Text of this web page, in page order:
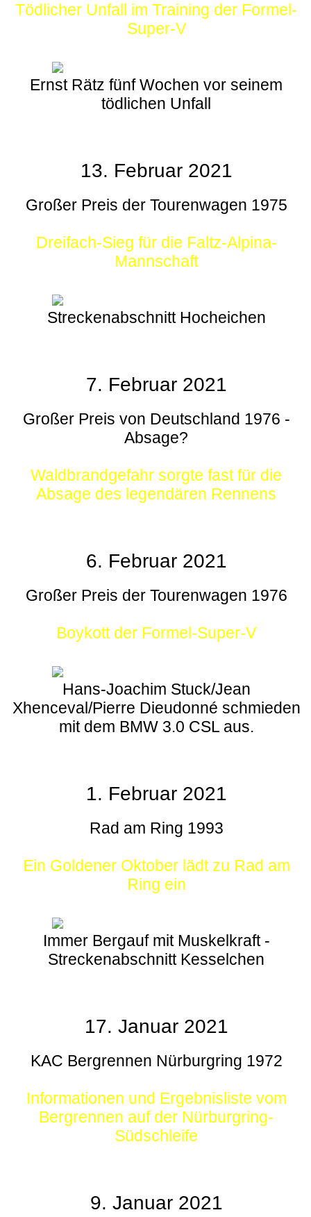
Tödlicher Unfall im Training der Formel-
Super-V
Ernst Rätz fünf Wochen vor seinem
tödlichen Unfall
13. Februar 2021
Großer Preis der Tourenwagen 1975
Dreifach-Sieg für die Faltz-Alpina-
Mannschaft
Streckenabschnitt Hocheichen
7. Februar 2021
Großer Preis von Deutschland 1976 -
Absage?
Waldbrandgefahr sorgte fast für die
Absage des legendären Rennens
6. Februar 2021
Großer Preis der Tourenwagen 1976
Boykott der Formel-Super-V
Hans-Joachim Stuck/Jean
Xhenceval/Pierre Dieudonné schmieden
mit dem BMW 3.0 CSL aus.
1. Februar 2021
Rad am Ring 1993
Ein Goldener Oktober lädt zu Rad am
Ring ein
Immer Bergauf mit Muskelkraft -
Streckenabschnitt Kesselchen
17. Januar 2021
KAC Bergrennen Nürburgring 1972
Informationen und Ergebnisliste vom
Bergrennen auf der Nürburgring-
Südschleife
9. Januar 2021